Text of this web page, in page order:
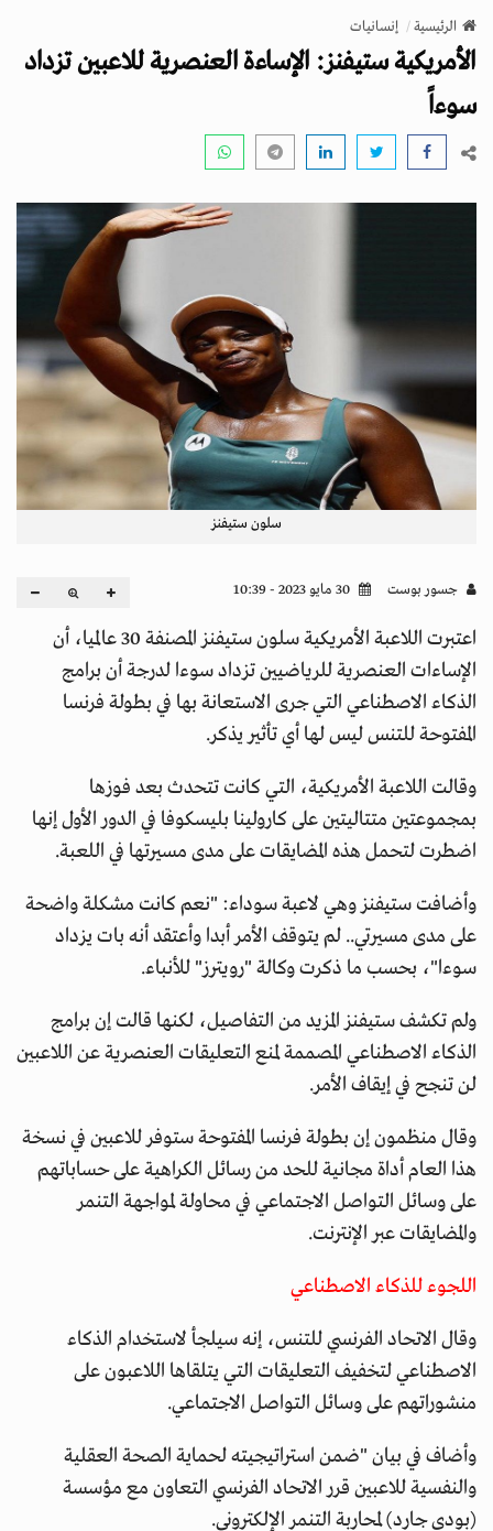
v
g
a
t
n
الرئيسية إنسانيات
الأمريكية ستيفنز: الإساءة العنصرية للاعبين تزداد
سوءاً
سلون ستيفنز
جسور بوست
اعتبرت اللاعبة الأمريكية سلون ستيفنز المصنفة 30 عالميا، أن
الإساءات العنصرية للرياضيين تزداد سوءا لدرجة أن برامج
الذكاء الاصطناعي التي جرى الاستعانة بها في بطولة فرنسا
المفتوحة للتنس ليس لها أي تأثير يذكر.
وقالت اللاعبة الأمريكية، التي كانت تتحدث بعد فوزها
بمجموعتين متتاليتين على كارولينا بليسكوفا في الدور الأول إنها
اضطرت لتحمل هذه المضايقات على مدى مسيرتها في اللعبة.
وأضافت ستيفنز وهي لاعبة سوداء: "نعم كانت مشكلة واضحة
على مدى مسيرتي.. لم يتوقف الأمر أبدا وأعتقد أنه بات يزداد
سوءا"، بحسب ما ذكرت وكالة "رويترز" للأنباء.
ولم تكشف ستيفنز المزيد من التفاصيل، لكنها قالت إن برامج
الذكاء الاصطناعي المصممة لمنع التعليقات العنصرية عن اللاعبين
لن تنجح في إيقاف الأمر.
وقال منظمون إن بطولة فرنسا المفتوحة ستوفر للاعبين في نسخة
هذا العام أداة مجانية للحد من رسائل الكراهية على حساباتهم
على وسائل التواصل الاجتماعي في محاولة لمواجهة التنمر
والمضايقات عبر الإنترنت.
اللجوء للذكاء الاصطناعي
وقال الاتحاد الفرنسي للتنس، إنه سيلجأ لاستخدام الذكاء
الاصطناعي لتخفيف التعليقات التي يتلقاها اللاعبون على
منشوراتهم على وسائل التواصل الاجتماعي.
وأضاف في بيان "ضمن استراتيجيته لحماية الصحة العقلية
والنفسية للاعبين قرر الاتحاد الفرنسي التعاون مع مؤسسة
(بودي جارد) لمحاربة التنمر الإلكتروني.